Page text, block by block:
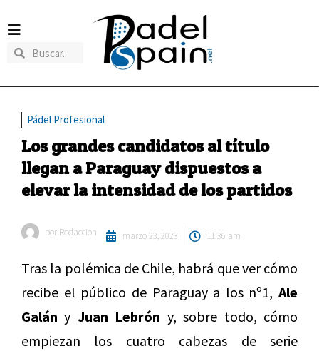
Pádel Profesional
Los grandes candidatos al título
llegan a Paraguay dispuestos a
elevar la intensidad de los partidos
por Redaccion marzo 23, 2023 11:36 am
Tras la polémica de Chile, habrá que ver cómo
recibe el público de Paraguay a los nº1, Ale
Galán y Juan Lebrón y, sobre todo, cómo
empiezan los cuatro cabezas de serie